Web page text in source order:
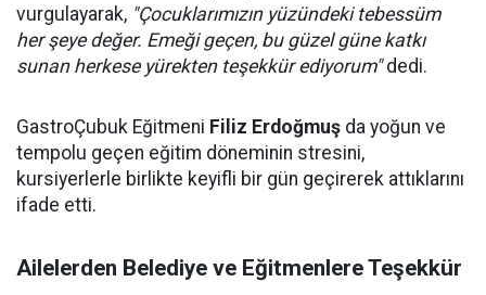
vurgulayarak, "Çocuklarımızın yüzündeki tebessüm
her şeye değer. Emeği geçen, bu güzel güne katkı
sunan herkese yürekten teşekkür ediyorum"dedi.
GastroÇubuk Eğitmeni Filiz Erdoğmuş da yoğun ve
tempolu geçen eğitim döneminin stresini,
kursiyerlerle birlikte keyifli bir gün geçirerek attıklarını
ifade etti.
Ailelerden Belediye ve Eğitmenlere Teşekkür